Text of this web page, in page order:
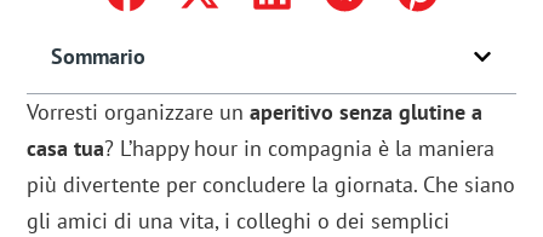
Sommario
Vorresti organizzare unaperitivo senza glutine a
casa tua? L’happy hour in compagnia è la maniera
più divertente per concludere la giornata. Che siano
gli amici di una vita, i colleghi o dei semplici